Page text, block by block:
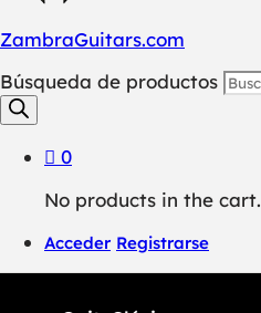
ZambraGuitars.com
Búsqueda de productos
0
No products in the cart.
Acceder Registrarse